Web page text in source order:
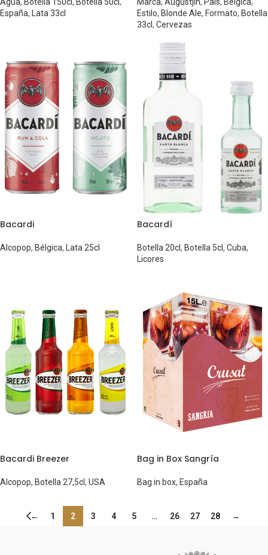
Agua, Botella 150cl, Botella 50cl,
España, Lata 33cl
Marca, Augustjin, País, Bélgica,
Estilo, Blonde Ale, Formato, Botella
33cl, Cervezas
Bacardi
Alcopop, Bélgica, Lata 25cl
Bacardí
Botella 20cl, Botella 5cl, Cuba,
Licores
Bacardi Breezer
Alcopop, Botella 27,5cl, USA
Bag in Box Sangría
Bag in box, España
← 1 2 3 4 5 … 26 27 28 →